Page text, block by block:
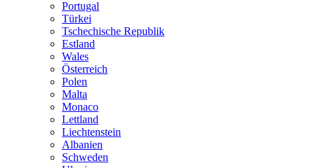
Portugal
Türkei
Tschechische Republik
Estland
Wales
Österreich
Polen
Malta
Monaco
Lettland
Liechtenstein
Albanien
Schweden